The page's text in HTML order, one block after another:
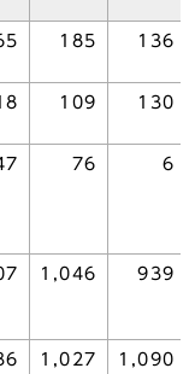
185 136
109 130
76 6
1,046 939
1,027 1,090